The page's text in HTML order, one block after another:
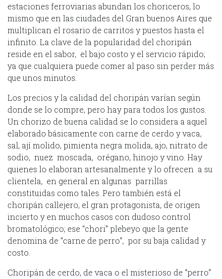
estaciones ferroviarias abundan los choriceros, lo
mismo que en las ciudades del Gran buenos Aires que
multiplican el rosario de carritos y puestos hasta el
infinito. La clave de la popularidad del choripán
reside en el sabor, el bajo costo y el servicio rápido;
ya que cualquiera puede comer al paso sin perder más
que unos minutos.
Los precios y la calidad del choripán varían según
donde se lo compre, pero hay para todos los gustos.
Un chorizo de buena calidad se lo considera a aquel
elaborado básicamente con carne de cerdo y vaca,
sal, ají molido, pimienta negra molida, ajo, nitrato de
sodio, nuez moscada, orégano, hinojo y vino. Hay
quienes lo elaboran artesanalmente y lo ofrecen a su
clientela, en general en algunas parrillas
constituidas como tales. Pero también está el
choripán callejero, el gran protagonista, de origen
incierto y en muchos casos con dudoso control
bromatológico; ese “chori” plebeyo que la gente
denomina de “carne de perro”, por su baja calidad y
costo.
Choripán de cerdo, de vaca o el misterioso de “perro”